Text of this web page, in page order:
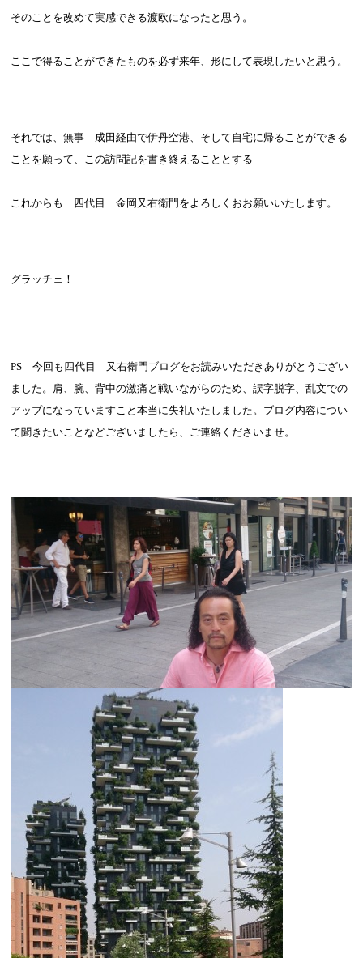
そのことを改めて実感できる渡欧になったと思う。
ここで得ることができたものを必ず来年、形にして表現したいと思う。
それでは、無事 成田経由で伊丹空港、そして自宅に帰ることができる
ことを願って、この訪問記を書き終えることとする
これからも 四代目 金岡又右衛門をよろしくおお願いいたします。
グラッチェ！
PS 今回も四代目 又右衛門ブログをお読みいただきありがとうござい
ました。肩、腕、背中の激痛と戦いながらのため、誤字脱字、乱文での
アップになっていますこと本当に失礼いたしました。ブログ内容につい
て聞きたいことなどございましたら、ご連絡くださいませ。